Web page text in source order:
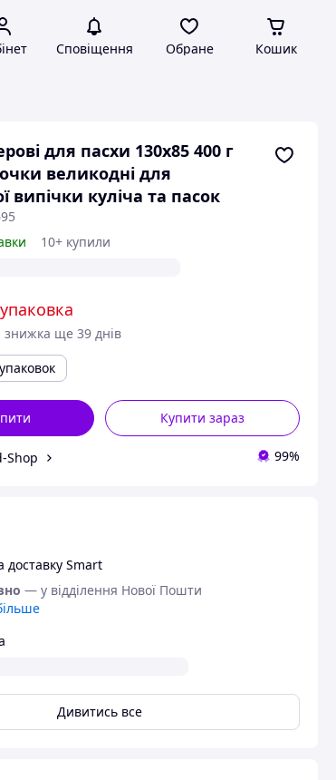
Сповіщення Обране Кошик
для пасхи 130х85 400 г
великодні для
випічки куліча та пасок
10+ купили
знижка ще 39 днів
Купити зараз
Shop 99%
доставку Smart
— у відділення Нової Пошти
Дивитись все